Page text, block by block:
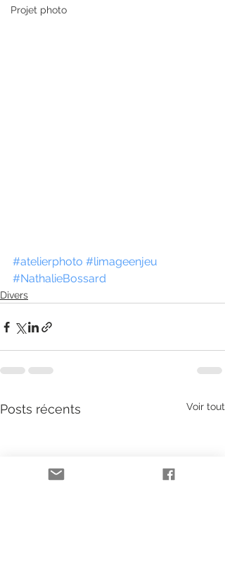
Projet photo
#atelierphoto #limageenjeu
#NathalieBossard
Divers
Posts récents Voir tout